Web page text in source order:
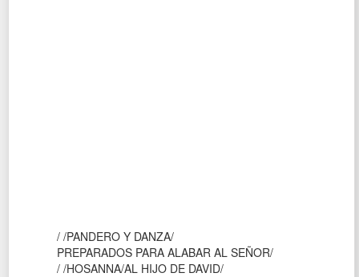
/ /PANDERO Y DANZA/
PREPARADOS PARA ALABAR AL SEÑOR/
/ /HOSANNA/AL HIJO DE DAVID/